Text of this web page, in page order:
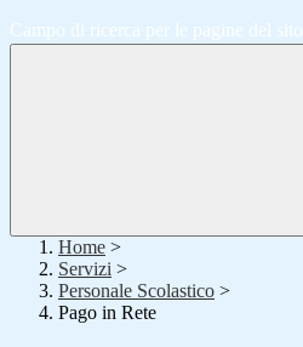
Campo di ricerca per le pagine del sito
Home >
Servizi >
Personale Scolastico >
Pago in Rete